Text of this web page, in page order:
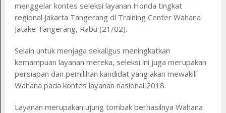
menggelar kontes seleksi layanan Honda tingkat
regional Jakarta Tangerang di Training Center Wahana
Jatake Tangerang, Rabu (21/02).
Selain untuk menjaga sekaligus meningkatkan
kemampuan layanan mereka, seleksi ini juga merupakan
persiapan dan pemilihan kandidat yang akan mewakili
Wahana pada kontes layanan nasional 2018.
Layanan merupakan ujung tombak berhasilnya Wahana